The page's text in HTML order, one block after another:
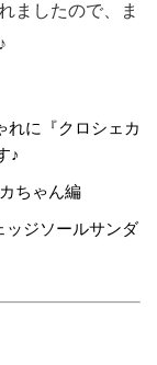
ましたので、ま
れに『クロシェカ
♪
ちゃん編
ッジソールサンダ